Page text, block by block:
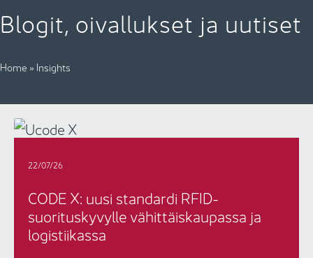
Blogit, oivallukset ja uutiset
Home » Insights
22/07/26
CODE X: uusi standardi RFID-
suorituskyvylle vähittäiskaupassa ja
logistiikassa